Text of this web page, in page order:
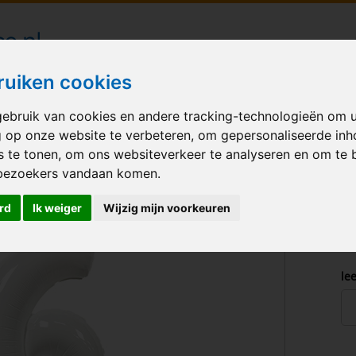
cookies
van cookies en andere tracking-technologieën om
op onze website te verbeteren, om gepersonaliseerde
te tonen, om ons websiteverkeer te analyseren en om te
vandaan komen.
Ik weiger Wijzig mijn voorkeuren
bezorgd in heel Nederland
Gold
BALLONNEN GELEGENHEID VERHUUR BEDRUKKEN